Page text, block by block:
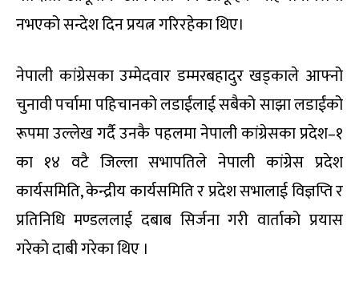
नभएको सन्देश दिन प्रयत्न गरिरहेका थिए।
नेपाली कांग्रेसका उम्मेदवार डम्मरबहादुर खड्काले आफ्नो
चुनावी पर्चामा पहिचानको लडाईंलाई सबैको साझा लडाईंको
रूपमा उल्लेख गर्दै उनकै पहलमा नेपाली कांग्रेसका प्रदेश–१
का १४ वटै जिल्ला सभापतिले नेपाली कांग्रेस प्रदेश
कार्यसमिति, केन्द्रीय कार्यसमिति र प्रदेश सभालाई विज्ञप्ति र
प्रतिनिधि मण्डललाई दबाब सिर्जना गरी वार्ताको प्रयास
गरेको दाबी गरेका थिए ।